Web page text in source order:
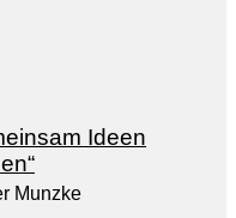
Ideen
Munzke